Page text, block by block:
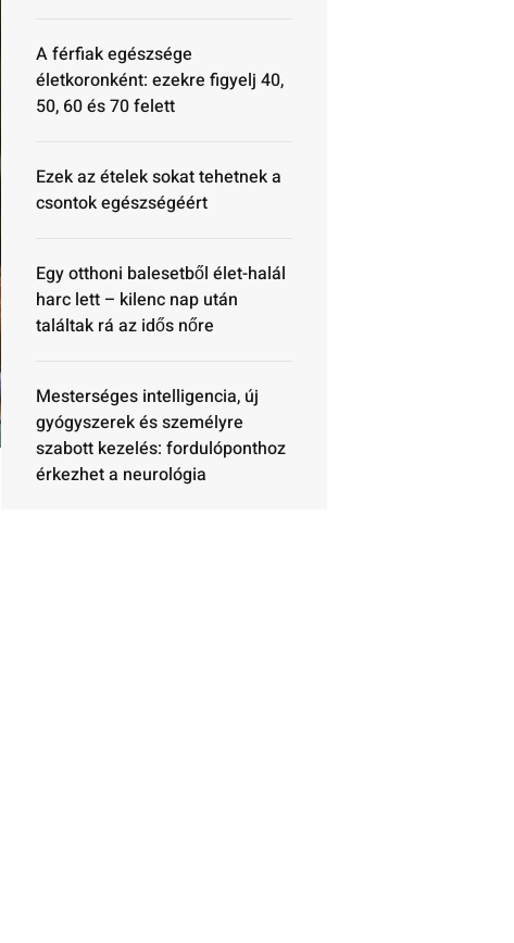
A férfiak egészsége
életkoronként: ezekre figyelj 40,
50, 60 és 70 felett
Ezek az ételek sokat tehetnek a
csontok egészségéért
Egy otthoni balesetből élet-halál
harc lett – kilenc nap után
találtak rá az idős nőre
Mesterséges intelligencia, új
gyógyszerek és személyre
szabott kezelés: fordulóponthoz
érkezhet a neurológia